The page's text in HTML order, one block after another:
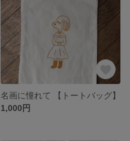
名画に憧れて 【トートバッグ】
1,000円